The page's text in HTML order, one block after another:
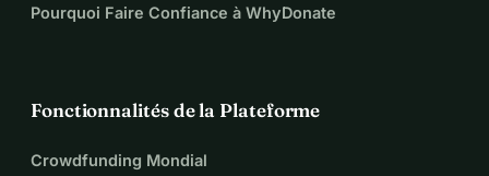
Pourquoi Faire Confiance à WhyDonate
Fonctionnalités de la Plateforme
Crowdfunding Mondial